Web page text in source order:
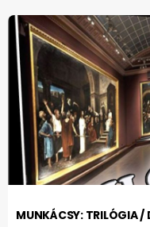
MUNKÁCSY: TRILÓGIA /